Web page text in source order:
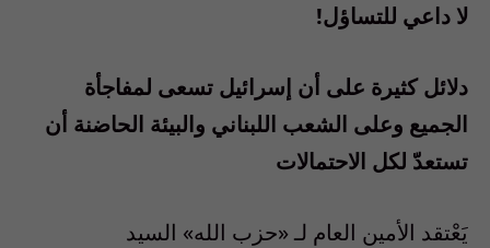
لا داعي للتساؤل!
دلائل كثيرة على أن إسرائيل تسعى لمفاجأة
الجميع وعلى الشعب اللبناني والبيئة الحاضنة أن
تستعدّ لكل الاحتمالات
يَعْتقد الأمين العام لـ «حزب الله» السيد